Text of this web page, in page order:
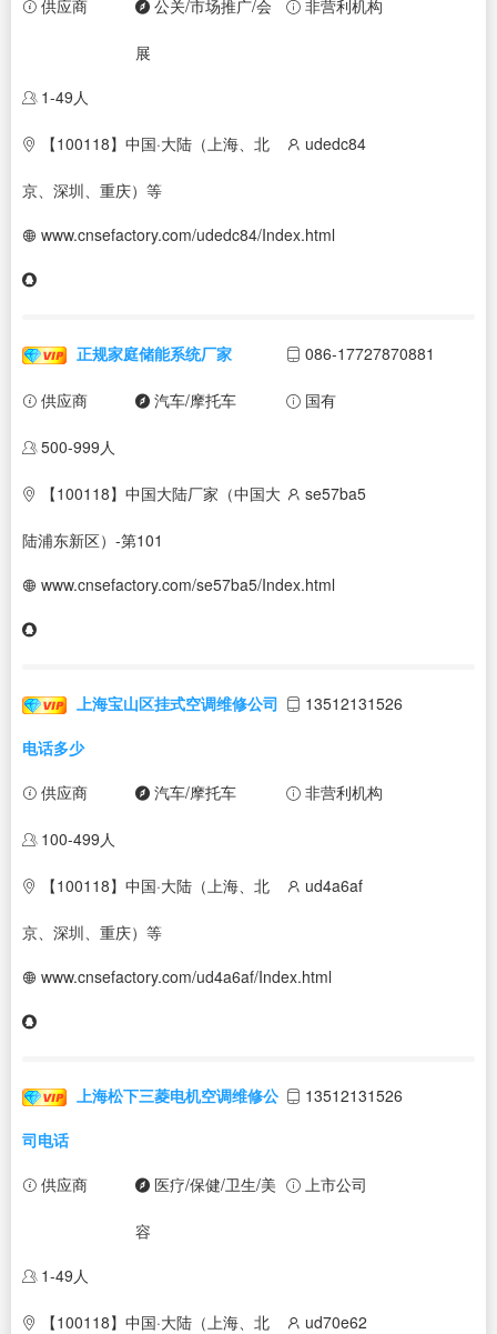
供应商 公关/市场推广/会
展
非营利机构
1-49人
【100118】中国·大陆（上海、北
京、深圳、重庆）等
udedc84
www.cnsefactory.com/udedc84/Index.html
正规家庭储能系统厂家 086-17727870881
供应商 汽车/摩托车 国有
500-999人
【100118】中国大陆厂家（中国大
陆浦东新区）-第101
se57ba5
www.cnsefactory.com/se57ba5/Index.html
上海宝山区挂式空调维修公司
电话多少
13512131526
供应商 汽车/摩托车 非营利机构
100-499人
【100118】中国·大陆（上海、北
京、深圳、重庆）等
ud4a6af
www.cnsefactory.com/ud4a6af/Index.html
上海松下三菱电机空调维修公
司电话
13512131526
供应商 医疗/保健/卫生/美
容
上市公司
1-49人
【100118】中国·大陆（上海、北 ud70e62